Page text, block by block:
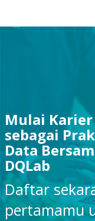
Mulai Karier
sebagai
Data
DQLab
Daftar
pertamamu